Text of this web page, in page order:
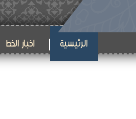
الرئيسية اخبار الخط